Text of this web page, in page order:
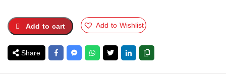
TK.500.TK.375.
Add to cart Add to Wishlist
Share